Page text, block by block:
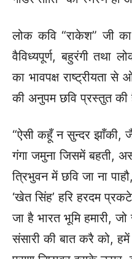
लोक कवि “राकेश” जी
वैविध्यपूर्ण, बहुरंगी तथा
का भावपक्ष राष्ट्रीयता से
की अनुपम छवि प्रस्तुत की
“ऐसी कहूँ न सुन्दर झाँकी,
गंगा जमुना जिसमें बहती,
त्रिभुवन में छवि जा ना
‘खेत सिंह’ हरि हरदम
जा है भारत भूमि हमारी,
संसारी की बात करै को, हमें